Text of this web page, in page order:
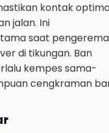
kontak
jalan. Ini
saat
di tikungan. Ban
kempes sama-
cengkraman